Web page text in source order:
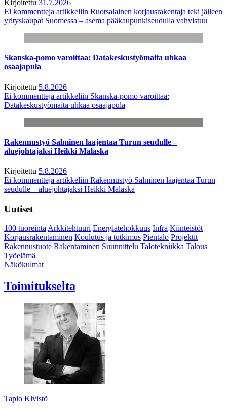
Kirjoitettu 31.7.2026
Ei kommentteja artikkeliin Ruotsalainen korjausrakentaja teki jälleen
yrityskaupat Suomessa – asema pääkaupunkiseudulla vahvistuu
Skanska-pomo varoittaa: Datakeskustyömaita uhkaa
osaajapula
Kirjoitettu 5.8.2026
Ei kommentteja artikkeliin Skanska-pomo varoittaa:
Datakeskustyömaita uhkaa osaajapula
Rakennustyö Salminen laajentaa Turun seudulle –
aluejohtajaksi Heikki Malaska
Kirjoitettu 5.8.2026
Ei kommentteja artikkeliin Rakennustyö Salminen laajentaa Turun
seudulle – aluejohtajaksi Heikki Malaska
Uutiset
100 tuoreintaArkkitehtuuri Energiatehokkuus Infra Kiinteistöt
Korjausrakentaminen Koulutus ja tutkimus Pientalo Projektit
Rakennustuote Rakentaminen Suunnittelu Talotekniikka Talous
Työelämä
Näkökulmat
Toimitukselta
Tapio Kivistö